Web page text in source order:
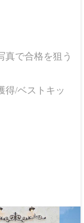
真で合格を狙う
得/ベストキッ